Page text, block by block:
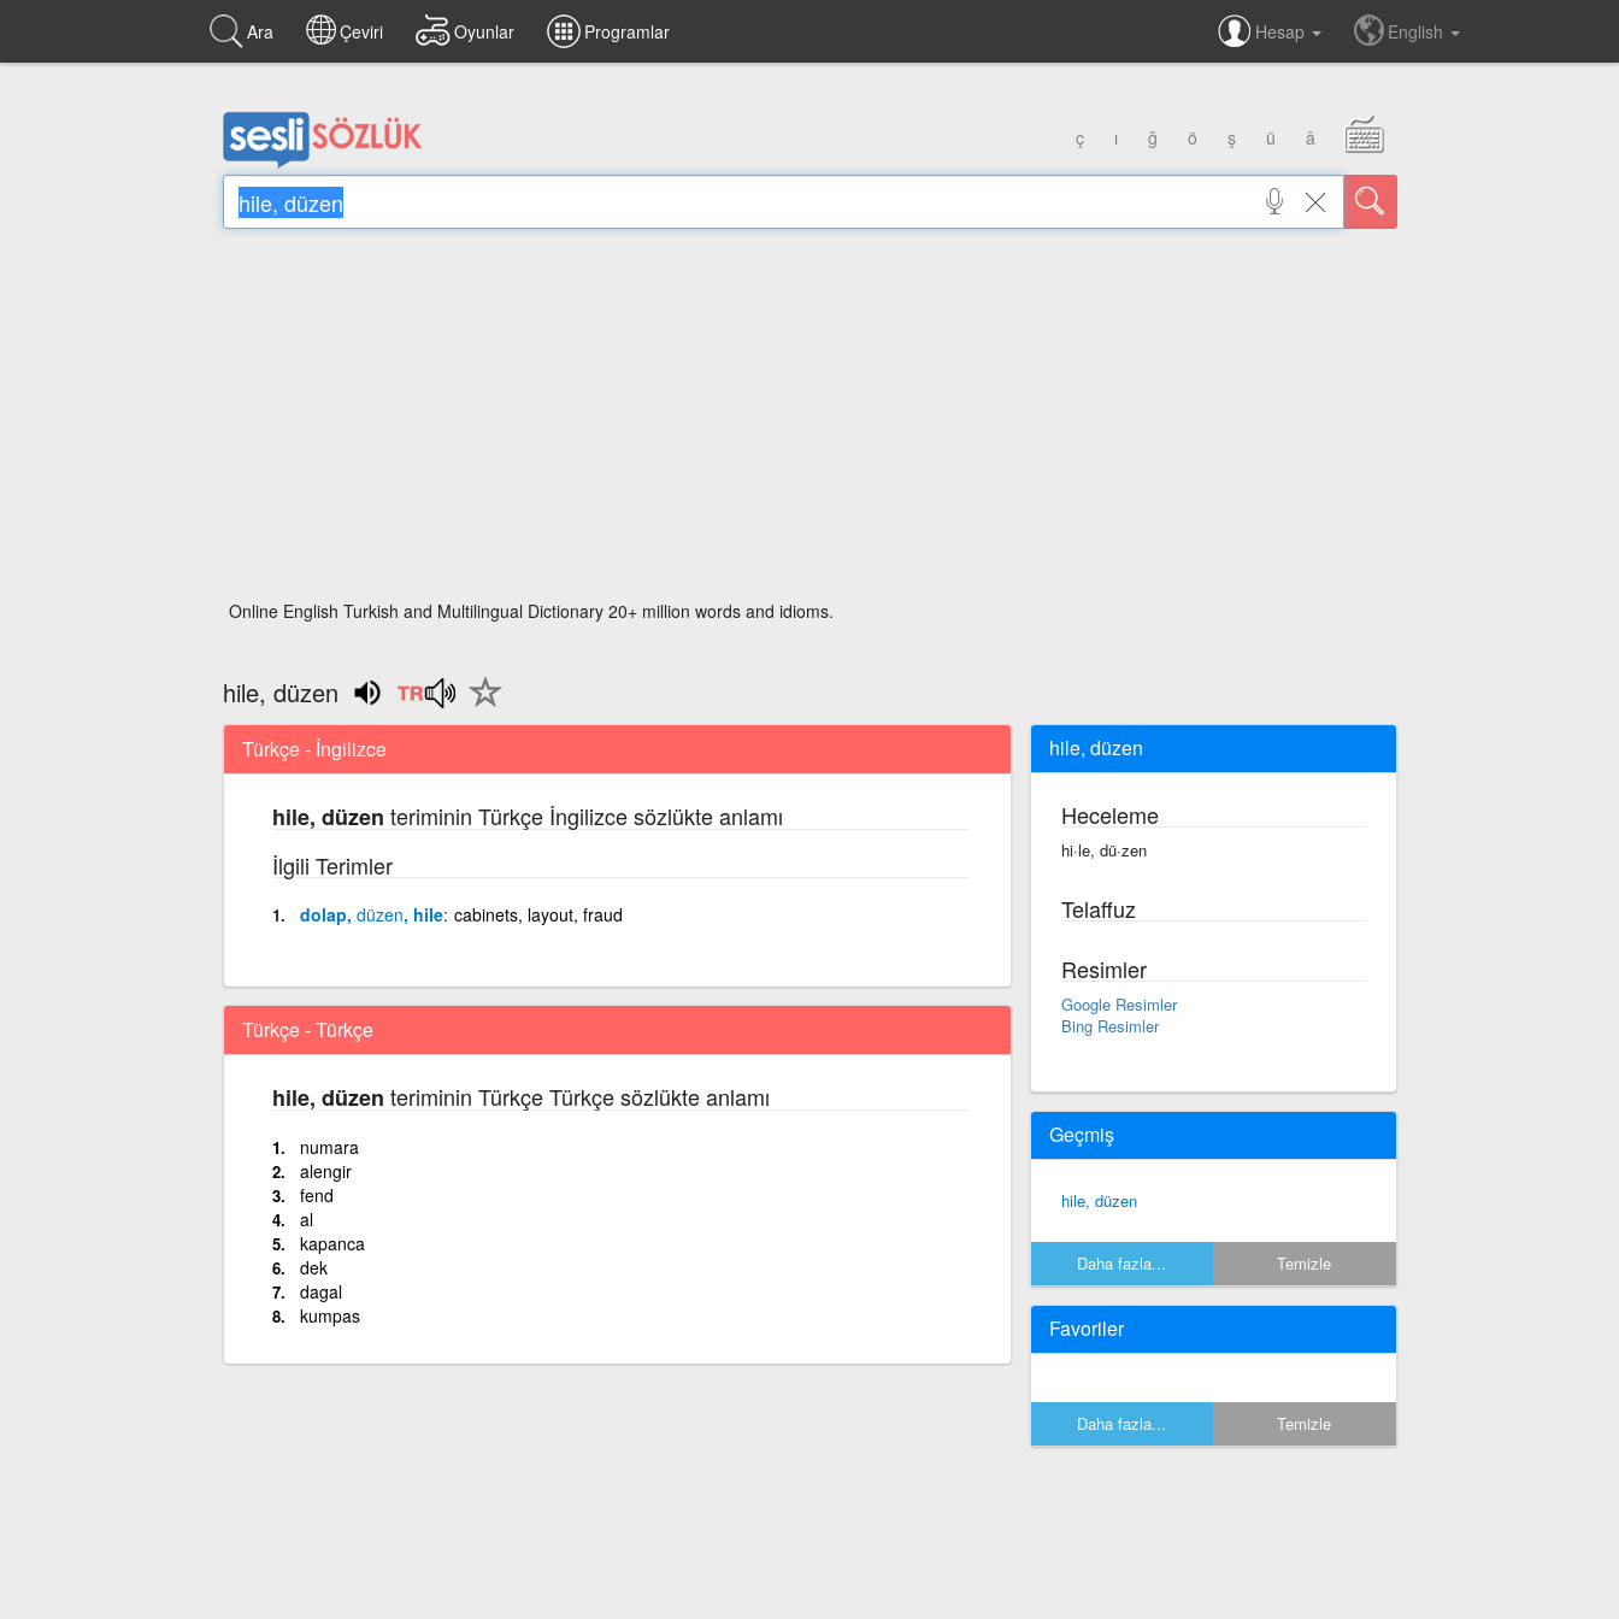
Ara Çeviri Oyunlar Programlar Hesap English
ç ı ğ ö ş ü â
Online English Turkish and Multilingual Dictionary 20+ million words and idioms.
hile, düzen
Türkçe - İngilizce
hile, düzen teriminin Türkçe İngilizce sözlükte anlamı
İlgili Terimler
dolap, düzen, hile cabinets, layout, fraud
Türkçe - Türkçe
hile, düzen teriminin Türkçe Türkçe sözlükte anlamı
numara
alengir
fend
al
kapanca
dek
dagal
kumpas
hile, düzen
Heceleme
hi·le, dü·zen
Telaffuz
Resimler
Google Resimler
Bing Resimler
Geçmiş
hile, düzen
Daha fazla... Temizle
Favoriler
Daha fazla... Temizle